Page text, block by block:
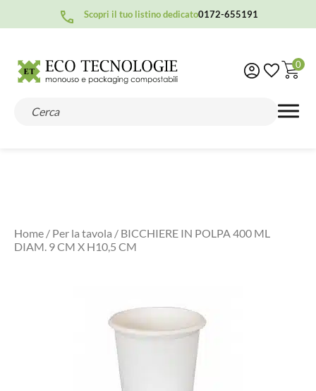
Scopri il tuo listino dedicato0172-655191
0
Home / Per la tavola / BICCHIERE IN POLPA 400 ML
DIAM. 9 CM X H10,5 CM